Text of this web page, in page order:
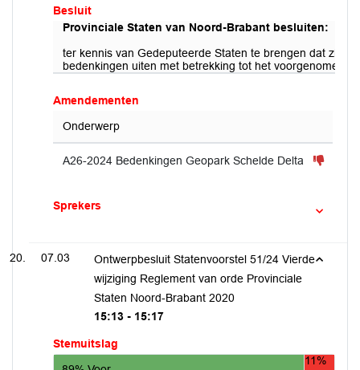
Besluit
Provinciale Staten van Noord-Brabant besluiten:
ter kennis van Gedeputeerde Staten te brengen dat zij
bedenkingen uiten met betrekking tot het voorgenomen
Amendementen
Onderwerp
A26-2024 Bedenkingen Geopark Schelde Delta
Sprekers
07.03
Ontwerpbesluit Statenvoorstel 51/24 Vierde
wijziging Reglement van orde Provinciale
Staten Noord-Brabant 2020
15:13 - 15:17
Stemuitslag
11%